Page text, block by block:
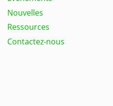
Nouvelles
Ressources
Contactez-nous